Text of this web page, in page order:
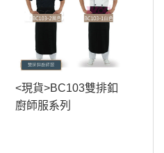
<現貨>BC103雙排釦
廚師服系列